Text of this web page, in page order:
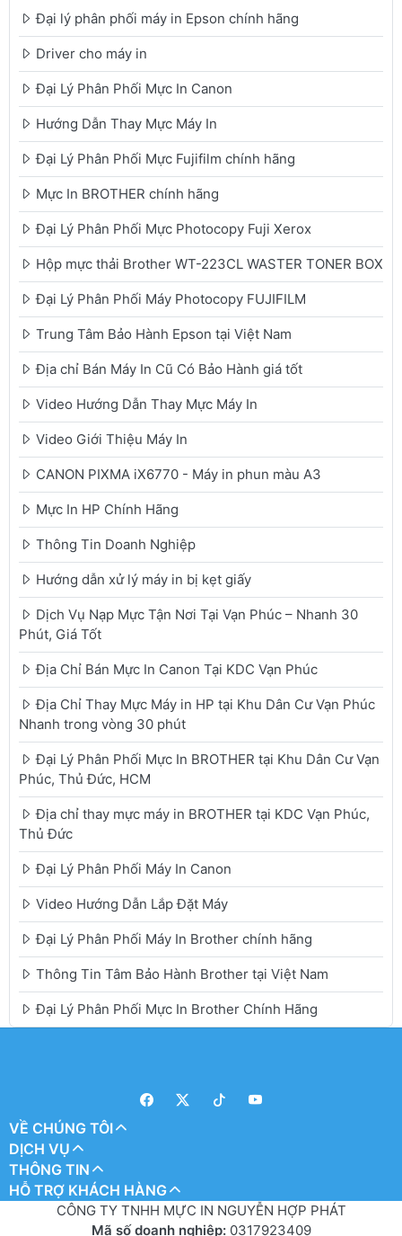
Đại lý phân phối máy in Epson chính hãng
Driver cho máy in
Đại Lý Phân Phối Mực In Canon
Hướng Dẫn Thay Mực Máy In
Đại Lý Phân Phối Mực Fujifilm chính hãng
Mực In BROTHER chính hãng
Đại Lý Phân Phối Mực Photocopy Fuji Xerox
Hộp mực thải Brother WT-223CL WASTER TONER BOX
Đại Lý Phân Phối Máy Photocopy FUJIFILM
Trung Tâm Bảo Hành Epson tại Việt Nam
Địa chỉ Bán Máy In Cũ Có Bảo Hành giá tốt
Video Hướng Dẫn Thay Mực Máy In
Video Giới Thiệu Máy In
CANON PIXMA iX6770 - Máy in phun màu A3
Mực In HP Chính Hãng
Thông Tin Doanh Nghiệp
Hướng dẫn xử lý máy in bị kẹt giấy
Dịch Vụ Nạp Mực Tận Nơi Tại Vạn Phúc – Nhanh 30
Phút, Giá Tốt
Địa Chỉ Bán Mực In Canon Tại KDC Vạn Phúc
Địa Chỉ Thay Mực Máy in HP tại Khu Dân Cư Vạn Phúc
Nhanh trong vòng 30 phút
Đại Lý Phân Phối Mực In BROTHER tại Khu Dân Cư Vạn
Phúc, Thủ Đức, HCM
Địa chỉ thay mực máy in BROTHER tại KDC Vạn Phúc,
Thủ Đức
Đại Lý Phân Phối Máy In Canon
Video Hướng Dẫn Lắp Đặt Máy
Đại Lý Phân Phối Máy In Brother chính hãng
Thông Tin Tâm Bảo Hành Brother tại Việt Nam
Đại Lý Phân Phối Mực In Brother Chính Hãng
VỀ CHÚNG TÔI
DỊCH VỤ
THÔNG TIN
HỖ TRỢ KHÁCH HÀNG
CÔNG TY TNHH MỰC IN NGUYỄN HỢP PHÁT
Mã số doanh nghiệp: 0317923409